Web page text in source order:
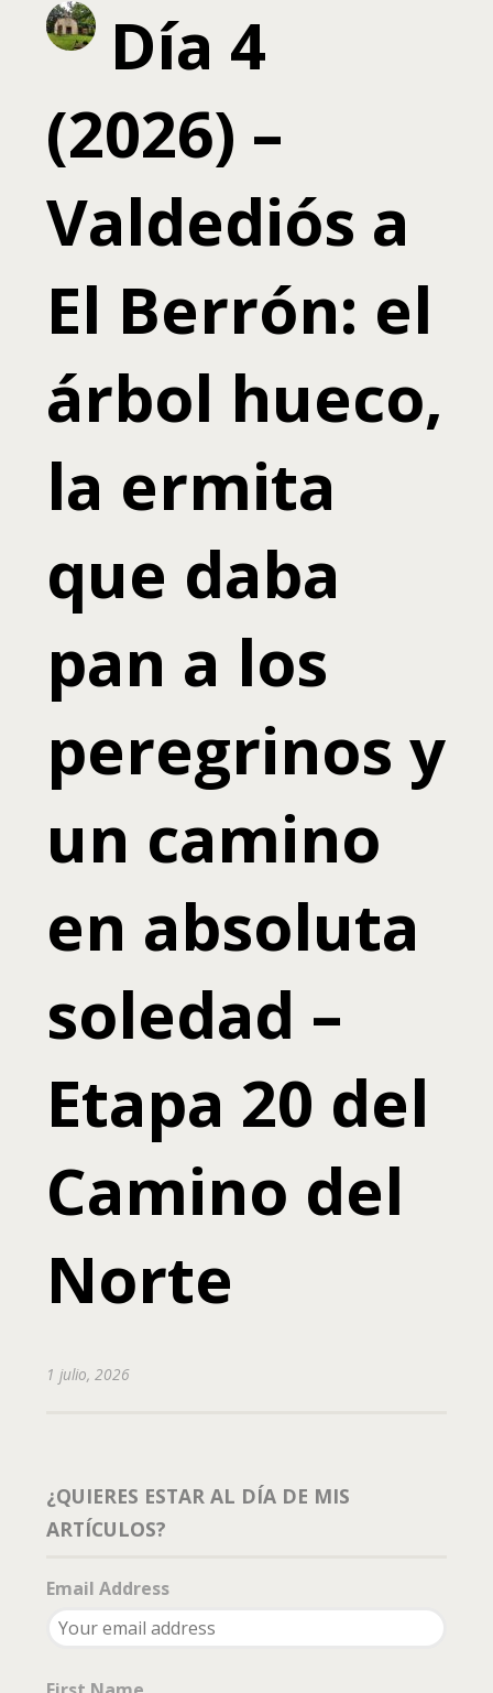
Día 4
(2026) –
Valdediós a
El Berrón: el
árbol hueco,
la ermita
que daba
pan a los
peregrinos y
un camino
en absoluta
soledad –
Etapa 20 del
Camino del
Norte
1 julio, 2026
¿QUIERES ESTAR AL DÍA DE MIS
ARTÍCULOS?
Email Address